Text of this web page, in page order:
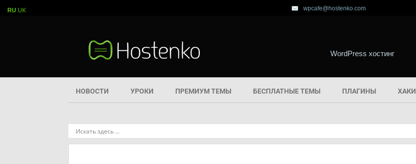
wpcafe@hostenko.com
WordPress хостинг
НОВОСТИ УРОКИ ПРЕМИУМ ТЕМЫ БЕСПЛАТНЫЕ ТЕМЫ ПЛАГИНЫ ХАКИ
RU UK